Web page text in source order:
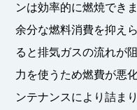
ンは効率的に燃焼でき
余分な燃料消費を抑え
ると排気ガスの流れが
力を使うため燃費が悪
ンテナンスにより詰ま